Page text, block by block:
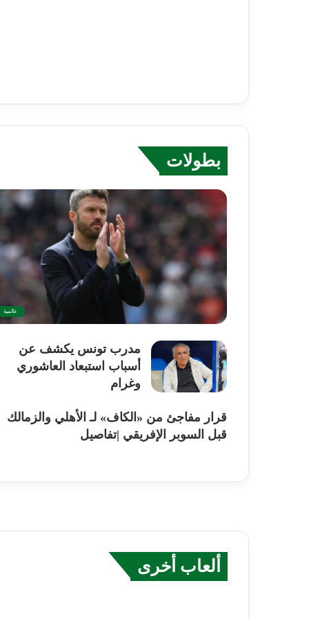
بطولات
عالمية
مدرب تونس يكشف عن
أسباب استبعاد العاشوري
وغرام
قرار مفاجئ من «الكاف» لـ الأهلي والزمالك
قبل السوبر الإفريقي |تفاصيل
ألعاب أخرى